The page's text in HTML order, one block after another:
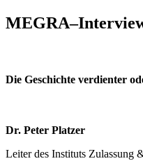
Die Geschichte verdienter
Dr. Peter Platzer
Leiter des Instituts Zulassung